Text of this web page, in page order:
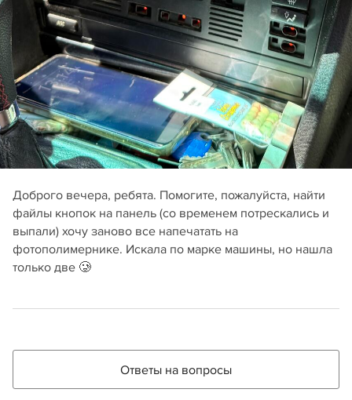
Доброго вечера, ребята. Помогите, пожалуйста, найти
файлы кнопок на панель (со временем потрескались и
выпали) хочу заново все напечатать на
фотополимернике. Искала по марке машины, но нашла
только две 🥲
Ответы на вопросы